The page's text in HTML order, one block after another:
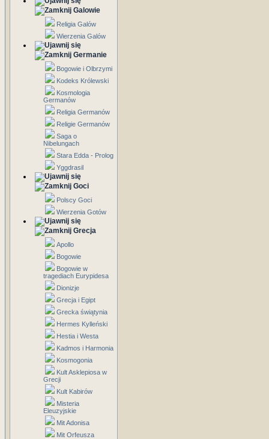
Galowie
Religia Galów
Wierzenia Galów
Germanie
Bogowie i Olbrzymi
Kodeks Królewski
Kosmologia
Germanów
Religia Germanów
Religie Germanów
Saga o
Nibelungach
Stara Edda - Prolog
Yggdrasil
Goci
Polscy Goci
Wierzenia Gotów
Grecja
Apollo
Bogowie
Bogowie w
tragediach Eurypidesa
Dionizje
Grecja i Egipt
Grecka świątynia
Hermes Kylleński
Hestia i Westa
Kadmos i Harmonia
Kosmogonia
Kult Asklepiosa w
Grecji
Kult Kabirów
Misteria
Eleuzyjskie
Mit Adonisa
Mit Orfeusza